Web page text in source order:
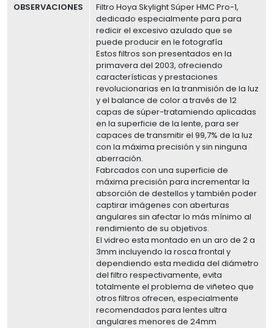
OBSERVACIONES
Filtro Hoya Skylight Súper HMC Pro-1,
dedicado especialmente para para
redicir el excesivo azulado que se
puede producir en le fotografía
Estos filtros son presentados en la
primavera del 2003, ofreciendo
características y prestaciones
revolucionarias en la tranmisión de la luz
y el balance de color a través de 12
capas de súper-tratamiendo aplicadas
en la superficie de la lente, para ser
capaces de transmitir el 99,7% de la luz
con la máxima precisión y sin ninguna
aberración.
Fabrcados con una superficie de
máxima precisión para incrementar la
absorción de destellos y también poder
captirar imágenes con aberturas
angulares sin afectar lo más mínimo al
rendimiento de su objetivos.
El vidreo esta montado en un aro de 2 a
3mm incluyendo la rosca frontal y
dependiendo esta medida del diámetro
del filtro respectivamente, evita
totalmente el problema de viñeteo que
otros filtros ofrecen, especialmente
recomendados para lentes ultra
angulares menores de 24mm